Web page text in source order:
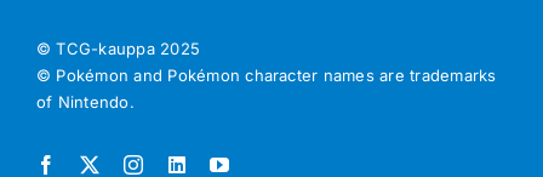
© TCG-kauppa 2025
© Pokémon and Pokémon character names are trademarks
of Nintendo.